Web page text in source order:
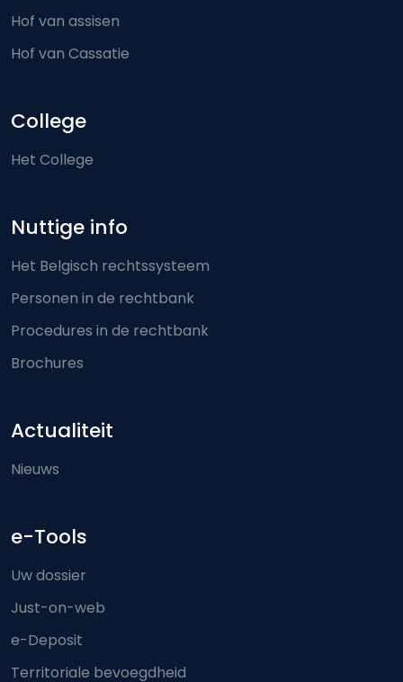
Hof van assisen
Hof van Cassatie
College
Het College
Nuttige info
Het Belgisch rechtssysteem
Personen in de rechtbank
Procedures in de rechtbank
Brochures
Actualiteit
Nieuws
e-Tools
Uw dossier
Just-on-web
e-Deposit
Territoriale bevoegdheid